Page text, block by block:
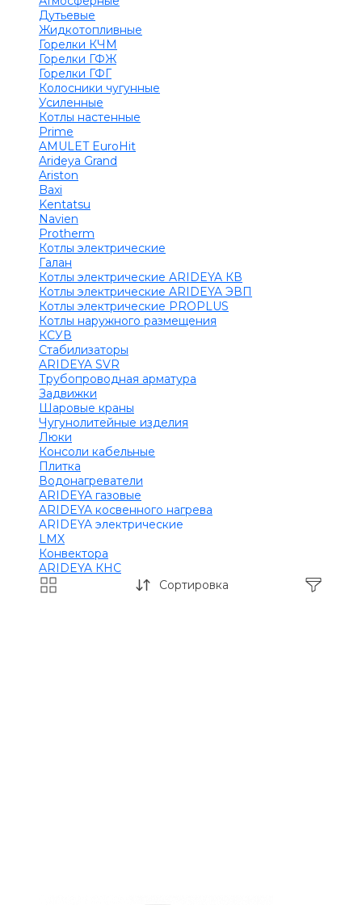
Дутьевые
Жидкотопливные
Горелки КЧМ
Горелки ГФЖ
Горелки ГФГ
Колосники чугунные
Усиленные
Котлы настенные
Prime
AMULET EuroHit
Arideya Grand
Ariston
Baxi
Kentatsu
Navien
Protherm
Котлы электрические
Галан
Котлы электрические ARIDEYA КВ
Котлы электрические ARIDEYA ЭВП
Котлы электрические PROPLUS
Котлы наружного размещения
КСУВ
Стабилизаторы
ARIDEYA SVR
Трубопроводная арматура
Задвижки
Шаровые краны
Чугунолитейные изделия
Люки
Консоли кабельные
Плитка
Водонагреватели
ARIDEYA газовые
ARIDEYA косвенного нагрева
ARIDEYA электрические
LMX
Конвектора
ARIDEYA КНС
Сортировка